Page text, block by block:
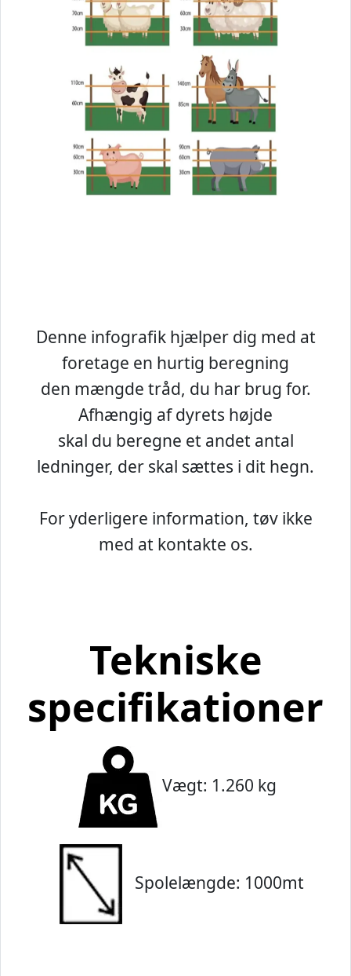
Denne infografik hjælper dig med at
foretage en hurtig beregning
den mængde tråd, du har brug for.
Afhængig af dyrets højde
skal du beregne et andet antal
ledninger, der skal sættes i dit hegn.
For yderligere information, tøv ikke
med at kontakte os.
Tekniske
specifikationer
Vægt: 1.260 kg
Spolelængde: 1000mt